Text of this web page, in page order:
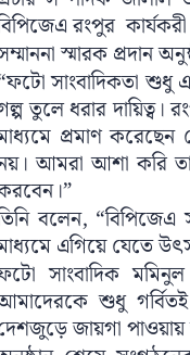
রংপুর
স্মারক প্রদান
সাংবাদিকতা শুধু
তুলে ধরার
প্রমাণ
আমরা আশা করি
বলেন, “বিপিজেএ
এগিয়ে যেতে
সাংবাদিক
শুধু
জায়গা